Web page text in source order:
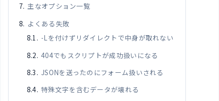
主なオプション一覧
よくある失敗
-Lを付けずリダイレクトで中身が取れない
404でもスクリプトが成功扱いになる
JSONを送ったのにフォーム扱いされる
特殊文字を含むデータが壊れる